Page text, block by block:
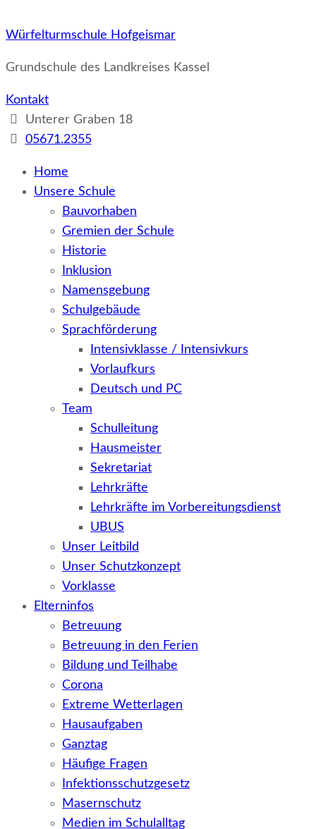
Würfelturmschule Hofgeismar
Grundschule des Landkreises Kassel
Kontakt
Unterer Graben 18
05671.2355
Home
Unsere Schule
Bauvorhaben
Gremien der Schule
Historie
Inklusion
Namensgebung
Schulgebäude
Sprachförderung
Intensivklasse / Intensivkurs
Vorlaufkurs
Deutsch und PC
Team
Schulleitung
Hausmeister
Sekretariat
Lehrkräfte
Lehrkräfte im Vorbereitungsdienst
UBUS
Unser Leitbild
Unser Schutzkonzept
Vorklasse
Elterninfos
Betreuung
Betreuung in den Ferien
Bildung und Teilhabe
Corona
Extreme Wetterlagen
Hausaufgaben
Ganztag
Häufige Fragen
Infektionsschutzgesetz
Masernschutz
Medien im Schulalltag